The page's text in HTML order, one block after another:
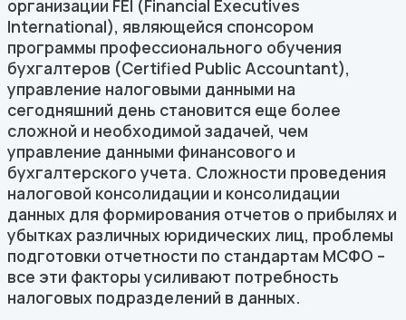
организации FEI (Financial Executives
International), являющейся спонсором
программы профессионального обучения
бухгалтеров (Certified Public Accountant),
управление налоговыми данными на
сегодняшний день становится еще более
сложной и необходимой задачей, чем
управление данными финансового и
бухгалтерского учета. Сложности проведения
налоговой консолидации и консолидации
данных для формирования отчетов о прибылях и
убытках различных юридических лиц, проблемы
подготовки отчетности по стандартам МСФО –
все эти факторы усиливают потребность
налоговых подразделений в данных.